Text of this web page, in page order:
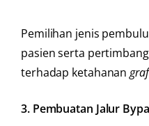
Pemilihan jenis
pasien serta
terhadap ketahanan
3. Pembuatan Jalur